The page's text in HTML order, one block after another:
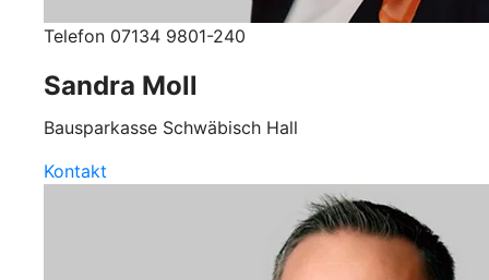
Telefon 07134 9801-240
Sandra Moll
Bausparkasse Schwäbisch Hall
Kontakt